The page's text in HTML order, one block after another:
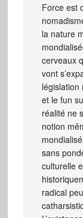
Force est
la nature
cerveaux
vont
et le fun
réalité ne
notion
sans
culturelle
radical